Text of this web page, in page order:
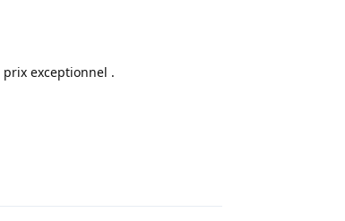
exceptionnel .